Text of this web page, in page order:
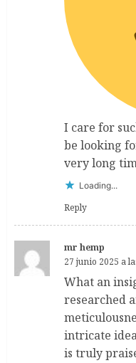
I care for
be looking
very long
Loading...
Reply
mr hemp
27 junio 2025 a
What an
researched
intricate
is truly